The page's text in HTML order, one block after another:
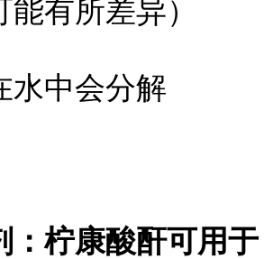
有所差异）
水中会分解
：柠康酸酐可用于